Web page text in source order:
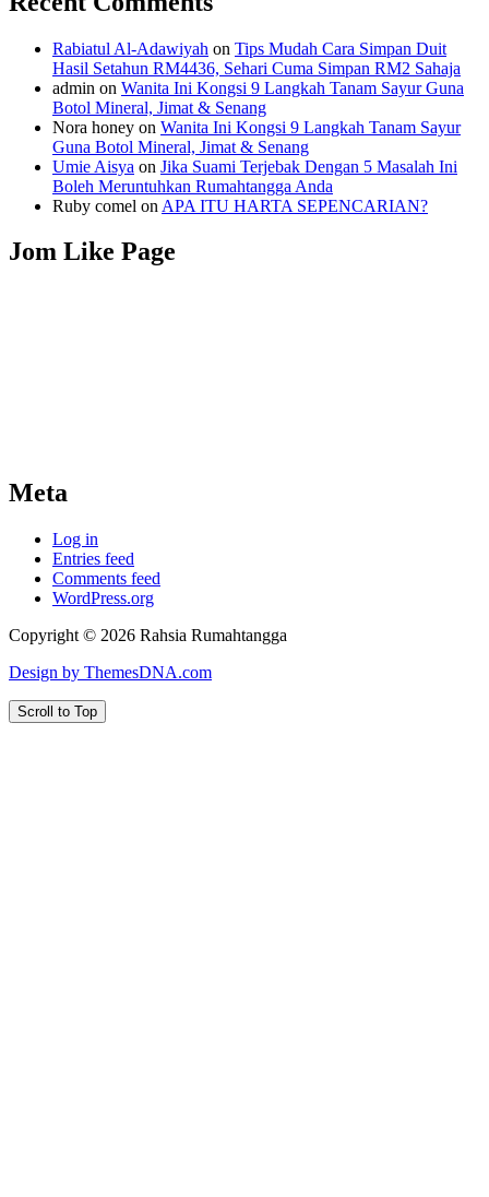
Rabiatul Al-Adawiyah on Tips Mudah Cara Simpan Duit
Hasil Setahun RM4436, Sehari Cuma Simpan RM2 Sahaja
admin on Wanita Ini Kongsi 9 Langkah Tanam Sayur Guna
Botol Mineral, Jimat & Senang
Nora honey on Wanita Ini Kongsi 9 Langkah Tanam Sayur
Guna Botol Mineral, Jimat & Senang
Umie Aisya on Jika Suami Terjebak Dengan 5 Masalah Ini
Boleh Meruntuhkan Rumahtangga Anda
Ruby comel on APA ITU HARTA SEPENCARIAN?
Jom Like Page
Meta
Log in
Entries feed
Comments feed
WordPress.org
Copyright © 2026 Rahsia Rumahtangga
Design by ThemesDNA.com
Scroll to Top